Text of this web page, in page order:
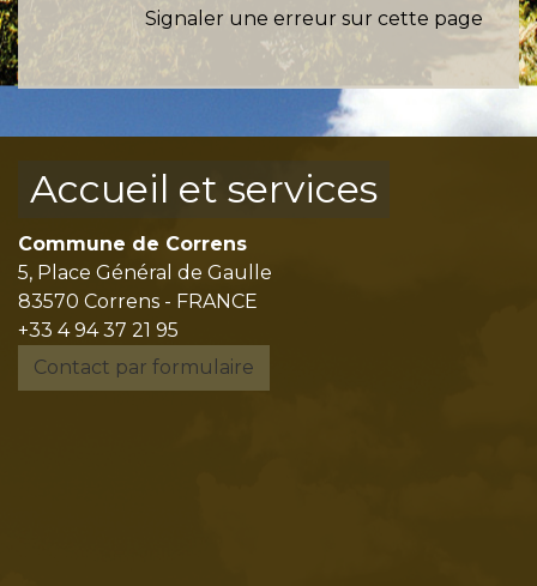
Signaler une erreur sur cette page
Accueil et services
Commune de Correns
5, Place Général de Gaulle
83570 Correns - FRANCE
+33 4 94 37 21 95
Contact par formulaire